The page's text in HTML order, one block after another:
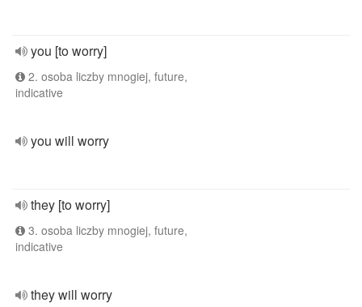
you [to worry]
2. osoba liczby mnogiej, future,
indicative
you will worry
they [to worry]
3. osoba liczby mnogiej, future,
indicative
they will worry